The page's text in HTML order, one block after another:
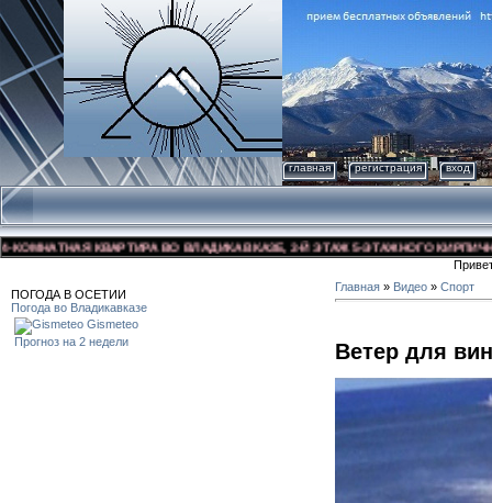
главная регистрация вход
КВАРТИРА ВО ВЛАДИКАВКАЗЕ, 3-Й ЭТАЖ 5-ЭТАЖНОГО
ПОГОДА В ОСЕТИИ
Погода во Владикавказе
Gismeteo
Прогноз на 2 недели
Главная » Видео » Спорт
Ветер для